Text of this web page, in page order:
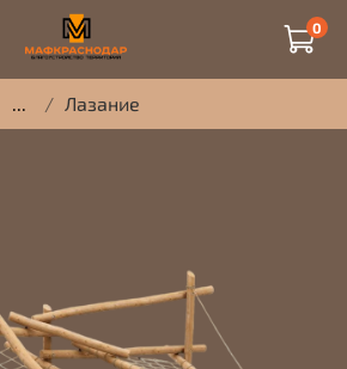
0
... Лазание